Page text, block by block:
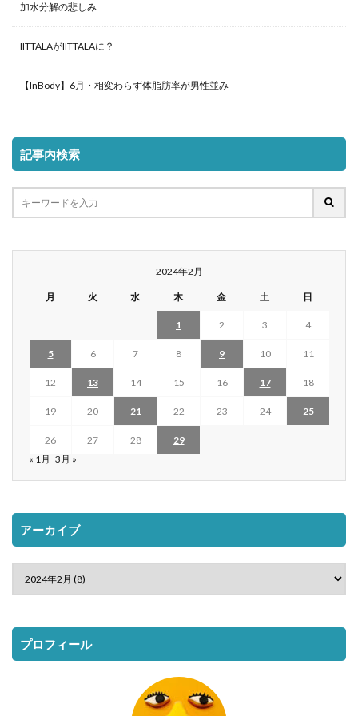
加水分解の悲しみ
IITTALAがIITTALAに？
【InBody】6月・相変わらず体脂肪率が男性並み
記事内検索
2024年2月
月 火 水 木 金 土 日
1 2 3 4
5 6 7 8 9 10 11
12 13 14 15 16 17 18
19 20 21 22 23 24 25
26 27 28
29
« 1月 3月 »
アーカイブ
プロフィール